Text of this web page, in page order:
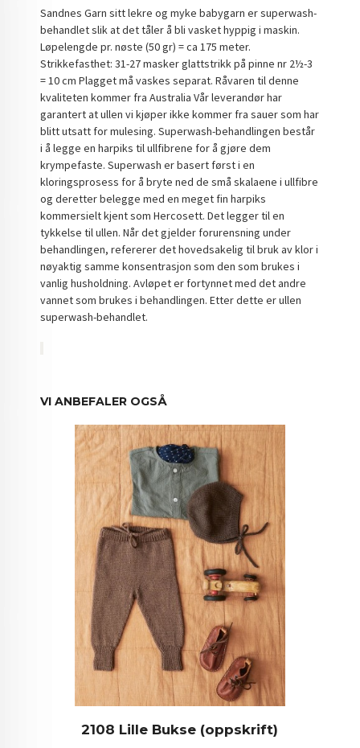
Sandnes Garn sitt lekre og myke babygarn er superwash-
behandlet slik at det tåler å bli vasket hyppig i maskin.
Løpelengde pr. nøste (50 gr) = ca 175 meter.
Strikkefasthet: 31-27 masker glattstrikk på pinne nr 2½-3
= 10 cm Plagget må vaskes separat. Råvaren til denne
kvaliteten kommer fra Australia Vår leverandør har
garantert at ullen vi kjøper ikke kommer fra sauer som har
blitt utsatt for mulesing. Superwash-behandlingen består
i å legge en harpiks til ullfibrene for å gjøre dem
krympefaste. Superwash er basert først i en
kloringsprosess for å bryte ned de små skalaene i ullfibre
og deretter belegge med en meget fin harpiks
kommersielt kjent som Hercosett. Det legger til en
tykkelse til ullen. Når det gjelder forurensning under
behandlingen, refererer det hovedsakelig til bruk av klor i
nøyaktig samme konsentrasjon som den som brukes i
vanlig husholdning. Avløpet er fortynnet med det andre
vannet som brukes i behandlingen. Etter dette er ullen
superwash-behandlet.
VI ANBEFALER OGSÅ
2108 Lille Bukse (oppskrift)